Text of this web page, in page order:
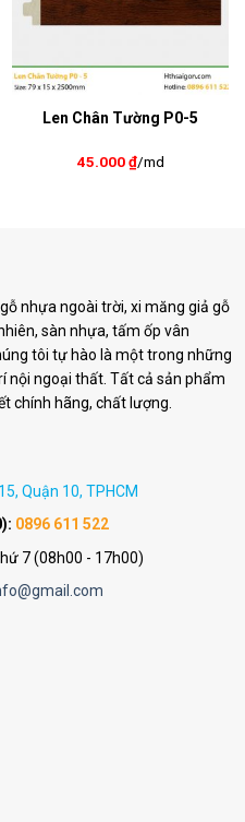
Len Chân Tường P0-5
45.000₫/md
nhựa ngoài trời, xi măng giả gỗ
sàn nhựa, tấm ốp vân
tôi tự hào là một trong những
nội ngoại thất. Tất cả sản phẩm
chính hãng, chất lượng.
Quận 10, TPHCM
0896 611 522
7 (08h00 - 17h00)